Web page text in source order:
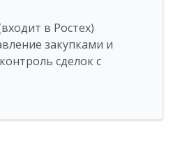
в Ростех)
закупками и
сделок с